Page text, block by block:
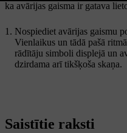
ka avārijas gaisma ir gatava
Nospiediet avārijas gaismu
Vienlaikus un tādā pašā
rādītāju simboli displejā un
dzirdama arī tikšķoša skaņa.
Saistītie raksti